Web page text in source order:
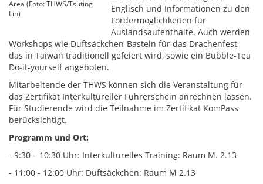
Area (Foto: THWS/Tsuting
Lin)
Englisch und Informationen zu den
Fördermöglichkeiten für
Auslandsaufenthalte. Auch werden
Workshops wie Duftsäckchen-Basteln für das Drachenfest,
das in Taiwan traditionell gefeiert wird, sowie ein Bubble-Tea
Do-it-yourself angeboten.
Mitarbeitende der THWS können sich die Veranstaltung für
das Zertifikat Interkultureller Führerschein anrechnen lassen.
Für Studierende wird die Teilnahme im Zertifikat KomPass
berücksichtigt.
Programm und Ort:
- 9:30 – 10:30 Uhr: Interkulturelles Training: Raum M. 2.13
- 11:00 - 12:00 Uhr: Duftsäckchen: Raum M 2.13